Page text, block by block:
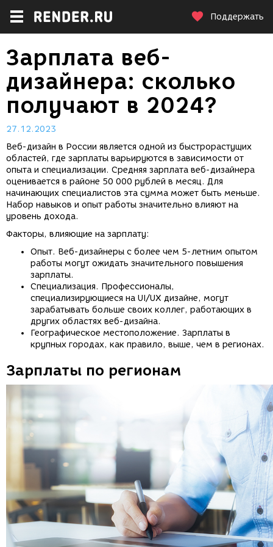
Поддержать
Зарплата веб-
дизайнера: сколько
получают в 2024?
27.12.2023
Веб-дизайн в России является одной из быстрорастущих
областей, где зарплаты варьируются в зависимости от
опыта и специализации. Средняя зарплата веб-дизайнера
оценивается в районе 50 000 рублей в месяц. Для
начинающих специалистов эта сумма может быть меньше.
Набор навыков и опыт работы значительно влияют на
уровень дохода.
Факторы, влияющие на зарплату:
Опыт. Веб-дизайнеры с более чем 5-летним опытом
работы могут ожидать значительного повышения
зарплаты.
Специализация. Профессионалы,
специализирующиеся на UI/UX дизайне, могут
зарабатывать больше своих коллег, работающих в
других областях веб-дизайна.
Географическое местоположение. Зарплаты в
крупных городах, как правило, выше, чем в регионах.
Зарплаты по регионам